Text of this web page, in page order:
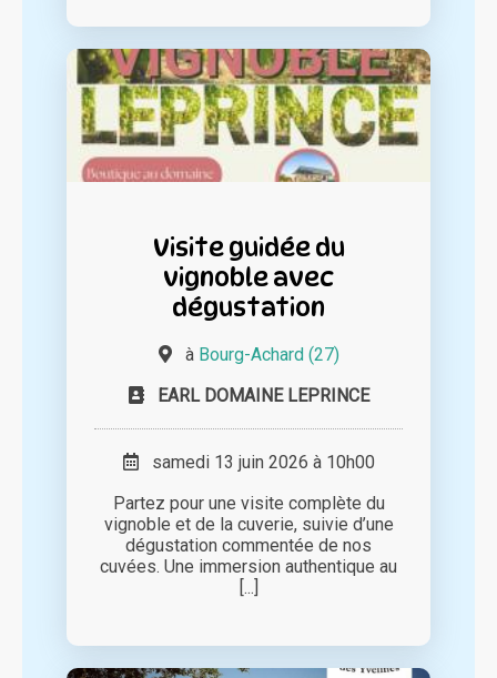
Visite guidée du
vignoble avec
dégustation
à Bourg-Achard (27)
EARL DOMAINE LEPRINCE
samedi 13 juin 2026 à 10h00
Partez pour une visite complète du
vignoble et de la cuverie, suivie d’une
dégustation commentée de nos
cuvées. Une immersion authentique au
[...]